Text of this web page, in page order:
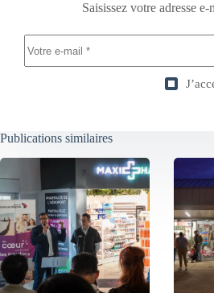
Saisissez votre adresse
Publications similaires